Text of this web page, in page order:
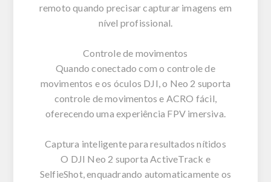
remoto quando precisar capturar imagens em
nível profissional.
Controle de movimentos
Quando conectado com o controle de
movimentos e os óculos DJI, o Neo 2 suporta
controle de movimentos e ACRO fácil,
oferecendo uma experiência FPV imersiva.
Captura inteligente para resultados nítidos
O DJI Neo 2 suporta ActiveTrack e
SelfieShot, enquadrando automaticamente os